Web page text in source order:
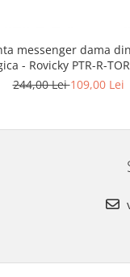
messenger dama
- Rovicky PTR-R-
3776 SIL
244,00 Lei109,00 Lei